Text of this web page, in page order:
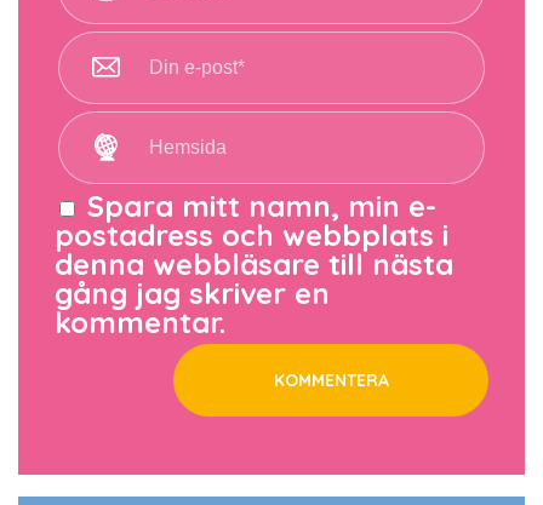
Spara mitt namn, min e-
postadress och webbplats i
denna webbläsare till nästa
gång jag skriver en
kommentar.